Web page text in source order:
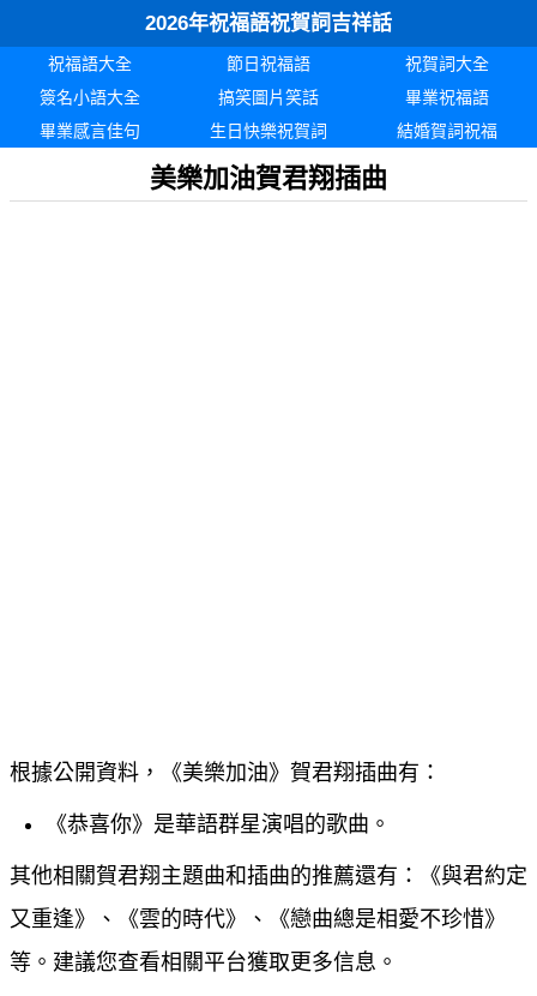
2026年祝福語祝賀詞吉祥話
祝福語大全 節日祝福語
祝賀詞大全
簽名小語大全
搞笑圖片笑話
畢業祝福語
畢業感言佳句
生日快樂祝賀詞 結婚賀詞祝福
美樂加油賀君翔插曲
根據公開資料，《美樂加油》賀君翔插曲有：
《恭喜你》是華語群星演唱的歌曲。
其他相關賀君翔主題曲和插曲的推薦還有：《與君約定
又重逢》、《雲的時代》、《戀曲總是相愛不珍惜》
等。建議您查看相關平台獲取更多信息。